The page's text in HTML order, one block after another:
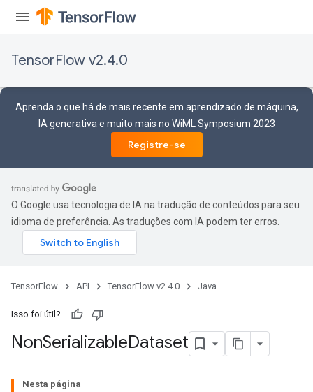
TensorFlow v2.4.0
Aprenda o que há de mais recente em aprendizado de máquina,
IA generativa e muito mais no WiML Symposium 2023
Registre-se
O Google usa tecnologia de IA na tradução de conteúdos para seu
idioma de preferência. As traduções com IA podem ter erros.
TensorFlow API TensorFlow v2.4.0 Java
Isso foi útil?
NonSerializableDataset
Nesta página